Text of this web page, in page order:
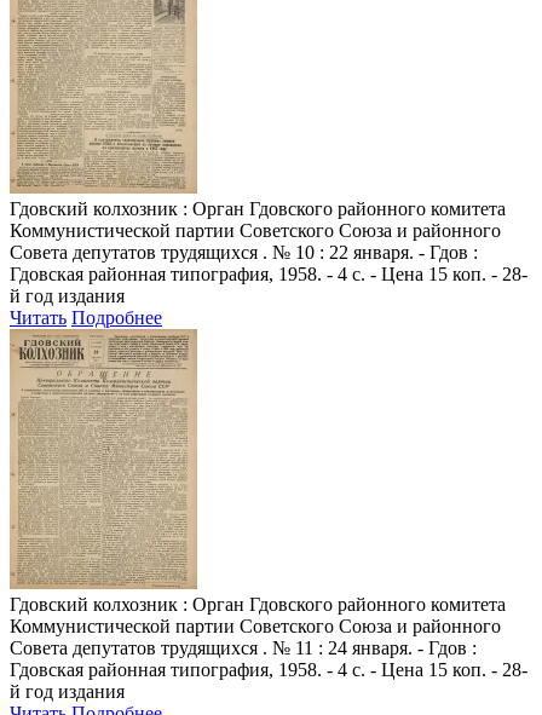
Гдовский колхозник : Орган Гдовского районного комитета
Коммунистической партии Советского Союза и районного
Совета депутатов трудящихся . № 10 : 22 января. - Гдов :
Гдовская районная типография, 1958. - 4 с. - Цена 15 коп. - 28-
й год издания
Читать Подробнее
Гдовский колхозник : Орган Гдовского районного комитета
Коммунистической партии Советского Союза и районного
Совета депутатов трудящихся . № 11 : 24 января. - Гдов :
Гдовская районная типография, 1958. - 4 с. - Цена 15 коп. - 28-
й год издания